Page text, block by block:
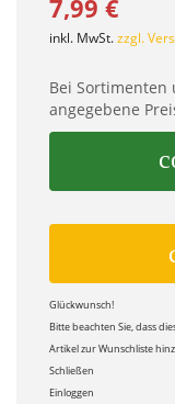
7,99 €
inkl. MwSt.zzgl.
Bei
angegebene
Glückwunsch!
Bitte beachten Sie, dass
Artikel zur Wunschliste
Schließen
Einloggen